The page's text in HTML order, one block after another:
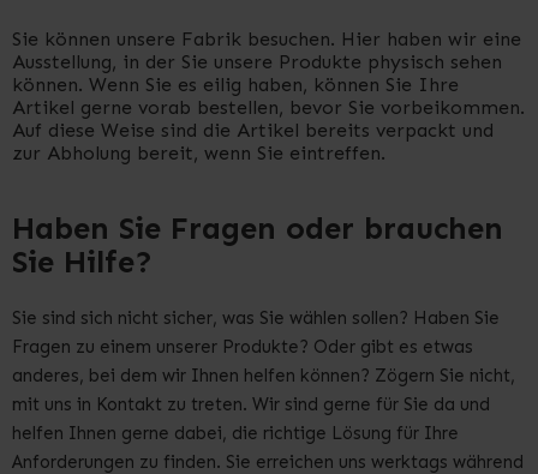
Sie können unsere Fabrik besuchen. Hier haben wir eine
Ausstellung, in der Sie unsere Produkte physisch sehen
können. Wenn Sie es eilig haben, können Sie Ihre
Artikel gerne vorab bestellen, bevor Sie vorbeikommen.
Auf diese Weise sind die Artikel bereits verpackt und
zur Abholung bereit, wenn Sie eintreffen.
Haben Sie Fragen oder brauchen
Sie Hilfe?
Sie sind sich nicht sicher, was Sie wählen sollen? Haben Sie
Fragen zu einem unserer Produkte? Oder gibt es etwas
anderes, bei dem wir Ihnen helfen können? Zögern Sie nicht,
mit uns in Kontakt zu treten. Wir sind gerne für Sie da und
helfen Ihnen gerne dabei, die richtige Lösung für Ihre
Anforderungen zu finden. Sie erreichen uns werktags während